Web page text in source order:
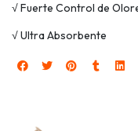
√ Fuerte Control de
√ Ultra Absorbente